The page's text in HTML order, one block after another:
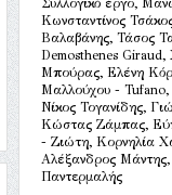
Συλλογικό έργο,
Κωνσταντίνος
Βαλαβάνης, Τάσος
Demosthenes
Μπούρας, Ελένη
Μαλλούχου - Tufano,
Νίκος Τογανίδης,
Κώστας Ζάμπας,
- Ζιώτη, Κορνηλία
Αλέξανδρος Μάντης,
Παντερμαλής